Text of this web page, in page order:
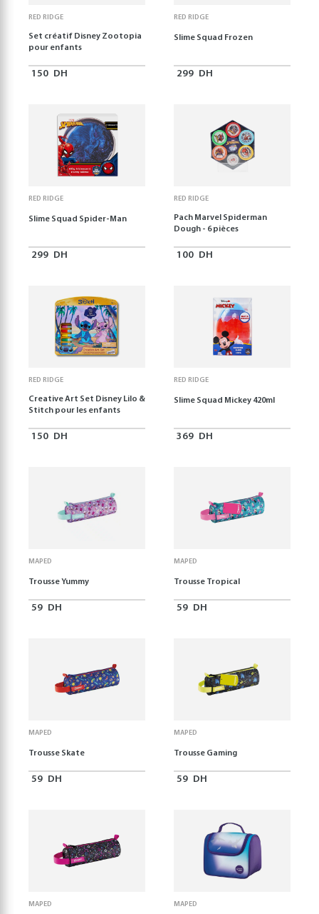
RED RIDGE
Set créatif Disney Zootopia
pour enfants
150 DH
RED RIDGE
Slime Squad Frozen
299 DH
RED RIDGE
Slime Squad Spider-Man
299 DH
RED RIDGE
Pach Marvel Spiderman
Dough - 6 pièces
100 DH
RED RIDGE
Creative Art Set Disney Lilo &
Stitch pour les enfants
150 DH
RED RIDGE
Slime Squad Mickey 420ml
369 DH
MAPED
Trousse Yummy
59 DH
MAPED
Trousse Tropical
59 DH
MAPED
Trousse Skate
59 DH
MAPED
Trousse Gaming
59 DH
MAPED MAPED